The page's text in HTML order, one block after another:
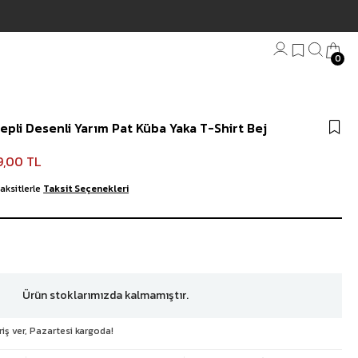
Plaj Havlu
0
Desenli Yarım Pat Küba Yaka T-Shirt Bej
TL
Taksit Seçenekleri
Ürün stoklarımızda kalmamıştır.
ver, Pazartesi kargoda!